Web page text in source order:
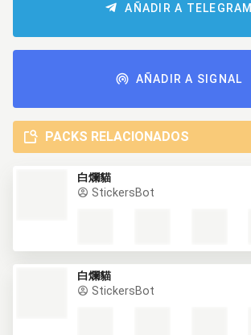
AÑADIR A TELEGRAM
AÑADIR A SIGNAL
PACKS RELACIONADOS
白爛貓
StickersBot
白爛貓
StickersBot